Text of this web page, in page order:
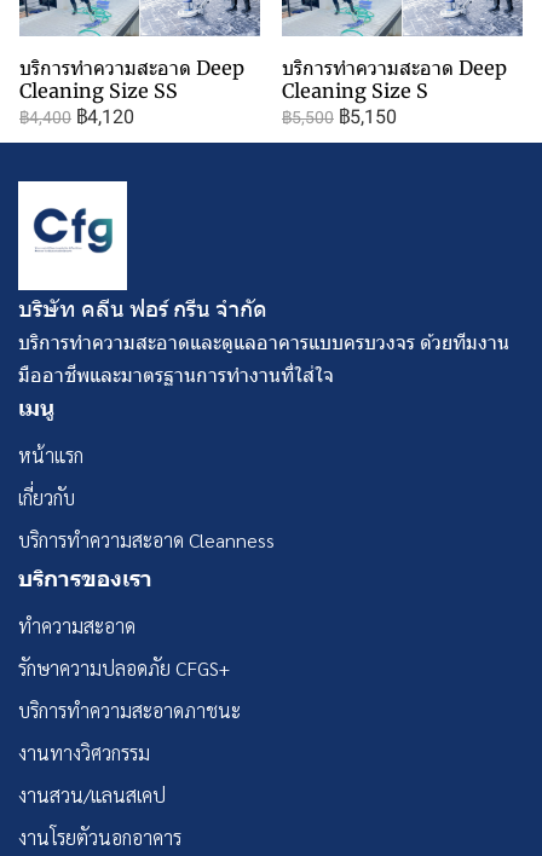
บริการทำความสะอาด Deep
Cleaning Size SS
฿4,400 ฿4,120
บริการทำความสะอาด Deep
Cleaning Size S
฿5,500 ฿5,150
บริษัท คลีน ฟอร์ กรีน จํากัด
บริการทำความสะอาดและดูแลอาคารแบบครบวงจร ด้วยทีมงาน
มืออาชีพและมาตรฐานการทำงานที่ใส่ใจ
เมนู
หน้าแรก
เกี่ยวกับ
บริการทำความสะอาด Cleanness
บริการของเรา
ทำความสะอาด
รักษาความปลอดภัย CFGS+
บริการทำความสะอาดภาชนะ
งานทางวิศวกรรม
งานสวน/แลนสเคป
งานโรยตัวนอกอาคาร